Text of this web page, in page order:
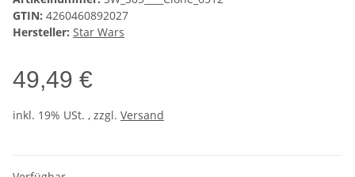
GTIN: 4260460892027
Hersteller: Star Wars
49,49 €
inkl. 19% USt. , zzgl. Versand